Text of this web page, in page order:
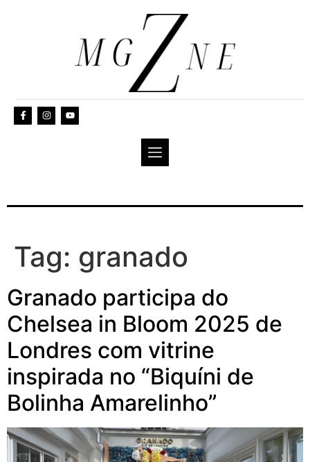
Tag: granado
Granado participa do
Chelsea in Bloom 2025 de
Londres com vitrine
inspirada no “Biquíni de
Bolinha Amarelinho”